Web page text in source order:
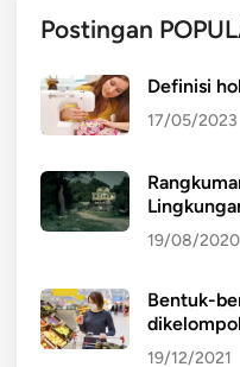
Postingan
Definisi
17/05/2023
19/08/2020
Bentuk-
19/12/2021